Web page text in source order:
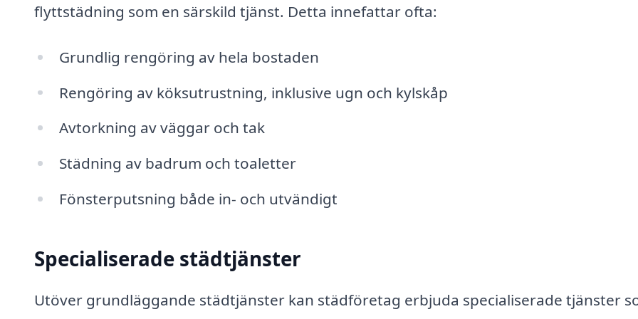
flyttstädning som en särskild tjänst. Detta innefattar ofta:
Grundlig rengöring av hela bostaden
Rengöring av köksutrustning, inklusive ugn och kylskåp
Avtorkning av väggar och tak
Städning av badrum och toaletter
Fönsterputsning både in- och utvändigt
Specialiserade städtjänster
Utöver grundläggande städtjänster kan städföretag erbjuda specialiserade tjänster